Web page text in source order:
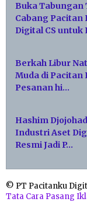
Buka Tabungan
Cabang
Digital CS untuk
Berkah Libur
Muda di Pacitan
Pesanan hi…
Hashim
Industri Aset
Resmi Jadi P…
© PT Pacitanku
Tata Cara Pasang